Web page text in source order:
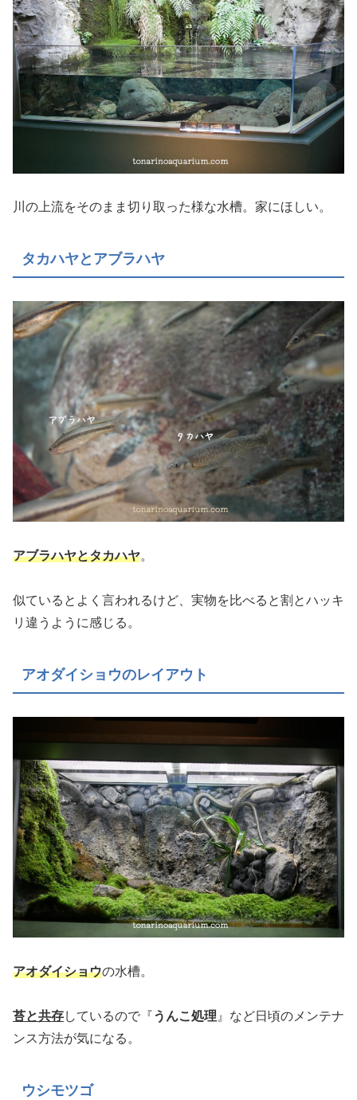
川の上流をそのまま切り取った様な水槽。家にほしい。
タカハヤとアブラハヤ
アブラハヤとタカハヤ。
似ているとよく言われるけど、実物を比べると割とハッキ
リ違うように感じる。
アオダイショウのレイアウト
アオダイショウの水槽。
苔と共存しているので『 うんこ処理』など日頃のメンテナ
ンス方法が気になる。
ウシモツゴ